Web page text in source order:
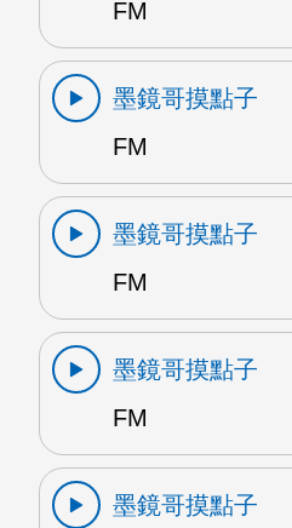
FM
墨鏡哥摸點子
FM
墨鏡哥摸點子
FM
墨鏡哥摸點子
FM
墨鏡哥摸點子